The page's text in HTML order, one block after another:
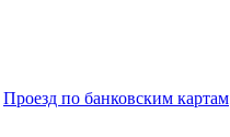
Проезд по банковским картам